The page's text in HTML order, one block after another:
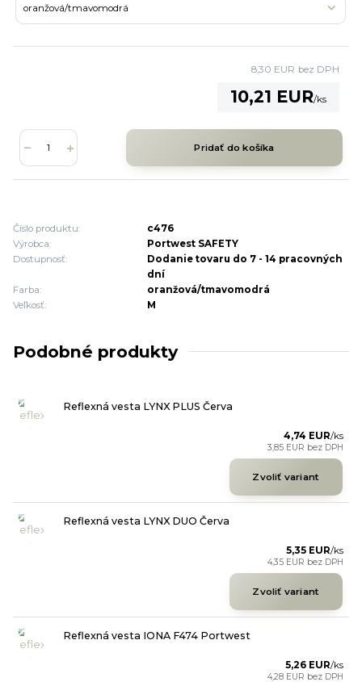
10,21 EUR/ks
8,30 EUR bez DPH
Pridať do košíka
Číslo produktu:
c476
Výrobca:
Portwest SAFETY
Dostupnosť:
Dodanie tovaru do 7 - 14 pracovných
dní
Farba:
oranžová/tmavomodrá
Veľkosť:
M
Podobné produkty
Reflexná vesta LYNX PLUS Červa
4,74 EUR/ks
3,85 EUR bez DPH
Zvoliť variant
Reflexná vesta LYNX DUO Červa
5,35 EUR/ks
4,35 EUR bez DPH
Zvoliť variant
Reflexná vesta IONA F474 Portwest
5,26 EUR/ks
4,28 EUR bez DPH